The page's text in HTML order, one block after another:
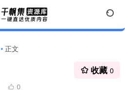
• 正文
0
收藏 0